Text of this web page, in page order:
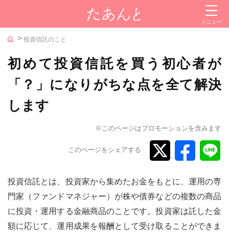
メニュー
閉じる
株式
金
証券会社
参考サイト
iDeCoナビ
新NISAナビ
投資信託のこと
初めて投資信託を買う初心者が
「？」になりがちな点を全て解決
します
※このページはプロモーションを含みます
このページをシェアする
投資信託とは、投資家から集めたお金をもとに、運用の専
門家（ファンドマネジャー）が株や債券などの複数の商品
に投資・運用する金融商品のことです。投資家は託した金
額に応じて、運用成果を報酬として受け取ることができま